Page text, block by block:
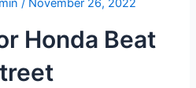
/ November 26, 2022
Honda Beat